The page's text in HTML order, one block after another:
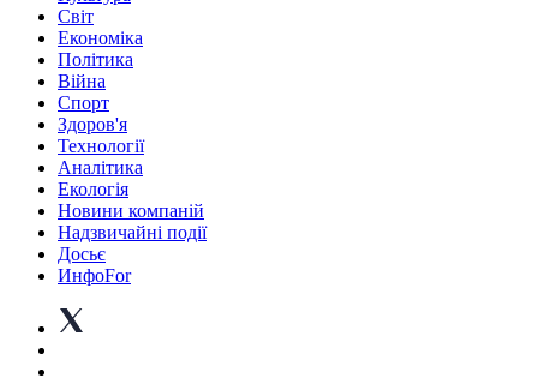
Світ
Економіка
Політика
Війна
Спорт
Здоров'я
Технології
Аналітика
Екологія
Новини компаній
Надзвичайні події
Досьє
ИнфоFor